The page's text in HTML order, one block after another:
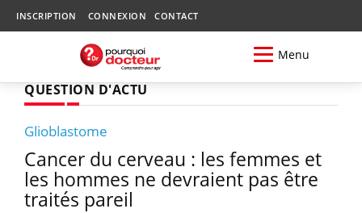
INSCRIPTION CONNEXION CONTACT
Menu
QUESTION D'ACTU
Glioblastome
Cancer du cerveau : les femmes et
les hommes ne devraient pas être
traités pareil